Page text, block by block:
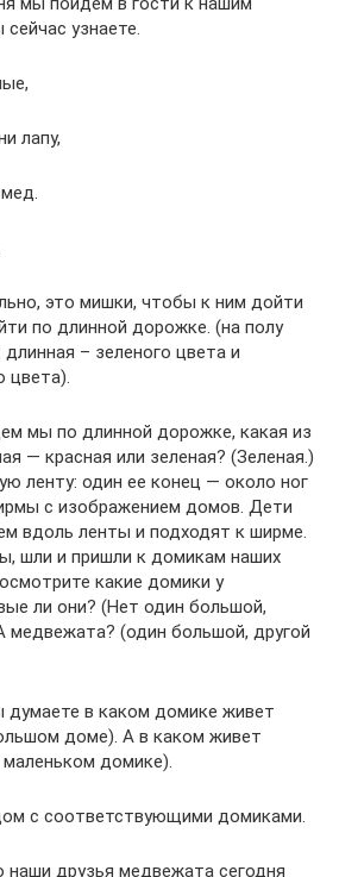
узнаете.
лапу,
это мишки, чтобы к ним дойти
по длинной дорожке. (на полу
– зеленого цвета и
цвета).
мы по длинной дорожке, какая из
— красная или зеленая? (Зеленая.)
ленту: один ее конец — около ног
с изображением домов. Дети
вдоль ленты и подходят к ширме.
шли и пришли к домикам наших
какие домики у
ли они? (Нет один большой,
медвежата? (один большой, другой
думаете в каком домике живет
доме). А в каком живет
домике).
с соответствующими домиками.
наши друзья медвежата сегодня